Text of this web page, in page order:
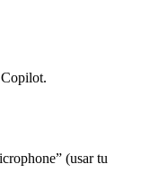
(usar tu